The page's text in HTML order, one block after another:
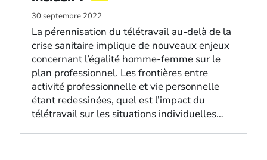
30 septembre 2022
La pérennisation du télétravail au-delà de la
crise sanitaire implique de nouveaux enjeux
concernant l’égalité homme-femme sur le
plan professionnel. Les frontières entre
activité professionnelle et vie personnelle
étant redessinées, quel est l’impact du
télétravail sur les situations individuelles…